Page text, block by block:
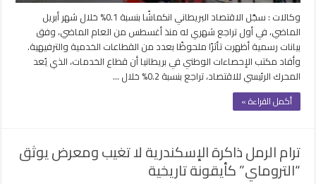
وكالات : سجّل الاقتصاد البريطاني انكماشًا بنسبة 0.1% خلال شهر أبريل
الماضي، في أول تراجع شهري له منذ أغسطس من العام الماضي، وفق
بيانات رسمية أظهرت تأثرًا ملحوظًا بعدد من القطاعات الخدمية والترفيهية.
وأفاد مكتب الإحصاءات الوطني في بريطانيا أن قطاع الخدمات، الذي يُعد
المحرك الرئيسي للاقتصاد، تراجع بنسبة 0.2% خلال …
أكمل القراءة »
ترام الرمل ذاكرة الإسكندرية لا تغيب ومعرض يوثق
“التروماي” كأيقونة تاريخية